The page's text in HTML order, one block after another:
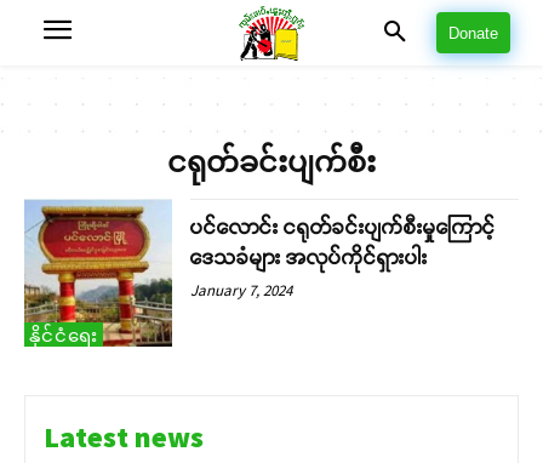
Donate
ငရုတ်ခင်းပျက်စီး
နိုင်ငံရေး
ပင်လောင်း ငရုတ်ခင်းပျက်စီးမှုကြောင့်
ဒေသခံများ အလုပ်ကိုင်ရှားပါး
January 7, 2024
Latest news